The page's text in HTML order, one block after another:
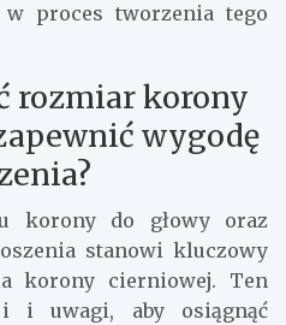
proces tworzenia tego
rozmiar korony
wygodę
korony do głowy oraz
stanowi kluczowy
korony cierniowej. Ten
i uwagi, aby osiągnąć